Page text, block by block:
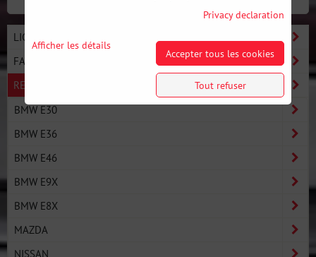
LIGNE BASIC - DÉMARREZ LE DRIFT
FABRICANTS
RECHERCHE PAR VOITURE
BMW E30
BMW E36
BMW E46
BMW E9X
BMW E8X
MAZDA
NISSAN
Privacy declaration
Afficher les détails
Accepter tous les cookies
Tout refuser